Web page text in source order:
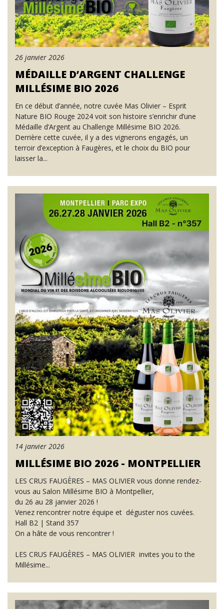
26 janvier 2026
MÉDAILLE D’ARGENT CHALLENGE
MILLÉSIME BIO 2026
En ce début d’année, notre cuvée Mas Olivier – Esprit
Nature BIO Rouge 2024 voit son histoire s’enrichir d’une
Médaille d’Argent au Challenge Millésime BIO 2026.
Derrière cette cuvée, il y a des vignerons engagés, un
terroir d’exception à Faugères, et le choix du BIO pour
laisser la...
14 janvier 2026
MILLÉSIME BIO 2026 - MONTPELLIER
LES CRUS FAUGÈRES – MAS OLIVIER vous donne rendez-
vous au Salon Millésime BIO à Montpellier,
du 26 au 28 janvier 2026 !
Venez rencontrer notre équipe et déguster nos cuvées.
Hall B2 | Stand 357
On a hâte de vous rencontrer !
LES CRUS FAUGÈRES – MAS OLIVIER invites you to the
Millésime...